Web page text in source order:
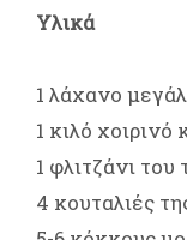
Υλικά
1 λάχανο
1 κιλό χοιρινό
1 φλιτζάνι του
4 κουταλιές